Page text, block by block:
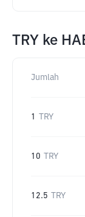
TRY ke
Jumlah
1 TRY
10 TRY
12.5 TRY